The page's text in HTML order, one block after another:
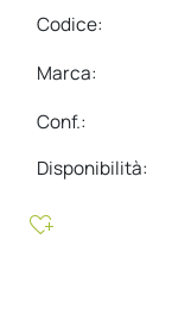
Codice:
Marca:
Conf.:
Disponibilità:
heart_plus